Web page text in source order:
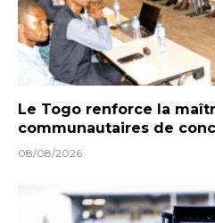
Le Togo renforce la
communautaires de
08/08/2026